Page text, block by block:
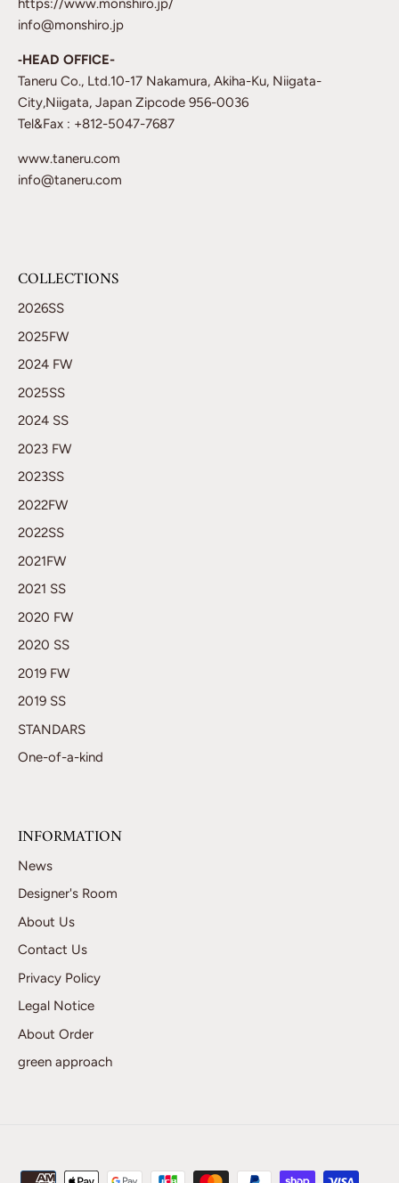
https://www.monshiro.jp/
info@monshiro.jp
‐HEAD OFFICE-
Taneru Co., Ltd.10-17 Nakamura, Akiha-Ku, Niigata-
City,Niigata, Japan Zipcode 956-0036
Tel&Fax : +812-5047-7687
www.taneru.com
info@taneru.com
COLLECTIONS
2026SS
2025FW
2024 FW
2025SS
2024 SS
2023 FW
2023SS
2022FW
2022SS
2021FW
2021 SS
2020 FW
2020 SS
2019 FW
2019 SS
STANDARS
One-of-a-kind
INFORMATION
News
Designer's Room
About Us
Contact Us
Privacy Policy
Legal Notice
About Order
green approach